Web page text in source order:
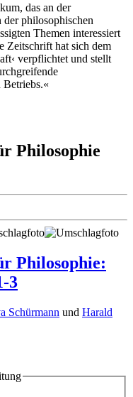
das an der
philosophischen
Themen interessiert
Zeitschrift hat sich dem
verpflichtet und stellt
Betriebs.«
Philosophie
Philosophie:
3
Schürmann und Harald